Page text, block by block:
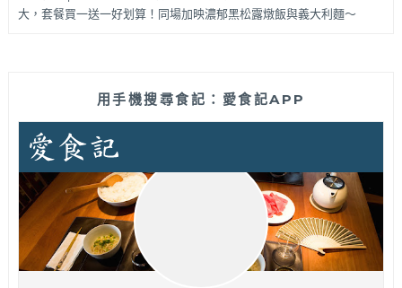
大，套餐買一送一好划算！同場加映濃郁黑松露燉飯與義大利麵～
用手機搜尋食記：愛食記APP